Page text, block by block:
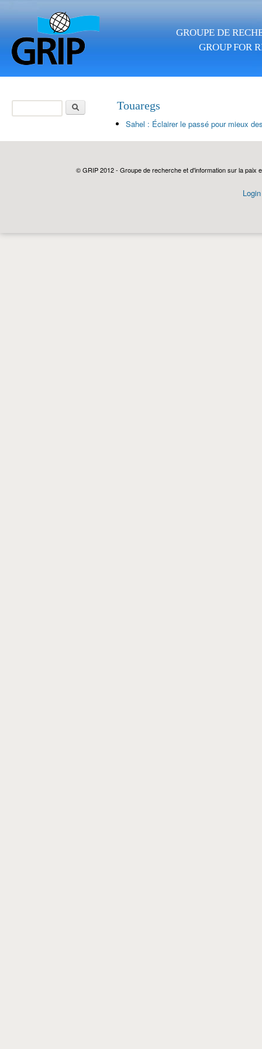
GROUPE DE
GROUP FOR
Touaregs
Sahel : Éclairer le passé pour mieux
Formulaire de
© GRIP 2012 - Groupe de recherche et d'information sur la paix
Login